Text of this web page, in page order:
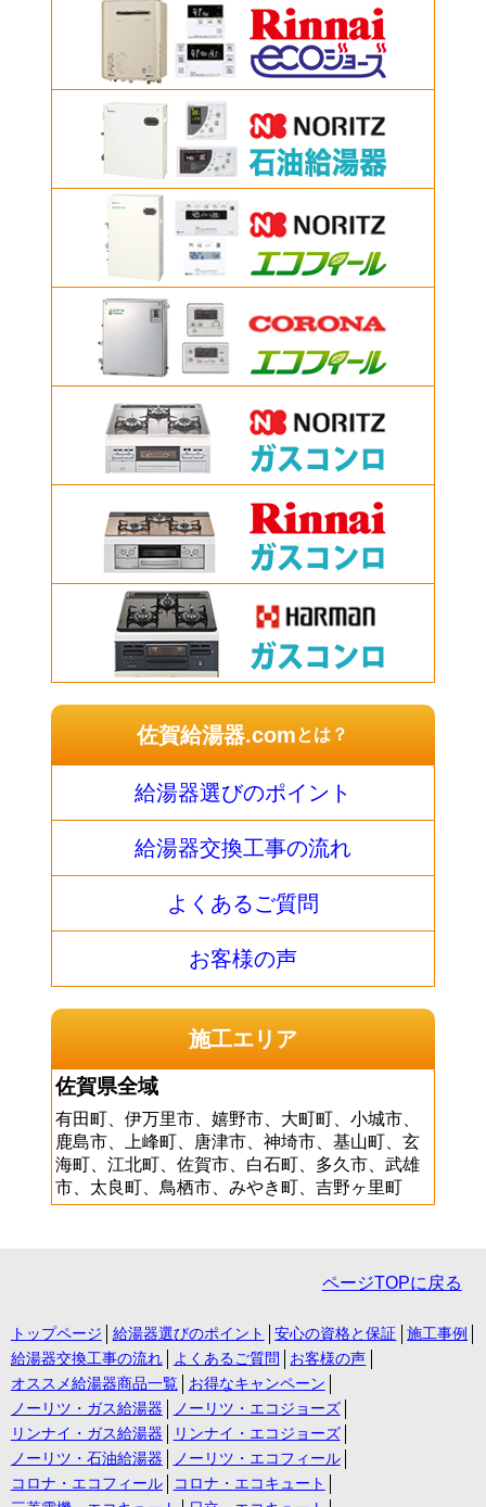
佐賀給湯器.comとは？
給湯器選びのポイント
給湯器交換工事の流れ
よくあるご質問
お客様の声
施工エリア
佐賀県全域
有田町、伊万里市、嬉野市、大町町、小城市、
鹿島市、上峰町、唐津市、神埼市、基山町、玄
海町、江北町、佐賀市、白石町、多久市、武雄
市、太良町、鳥栖市、みやき町、吉野ヶ里町
ページTOPに戻る
トップページ 給湯器選びのポイント 安心の資格と保証
施工事例
給湯器交換工事の流れ
よくあるご質問
お客様の声
オススメ給湯器商品一覧
お得なキャンペーン
ノーリツ・ガス給湯器
ノーリツ・エコジョーズ
リンナイ・ガス給湯器
リンナイ・エコジョーズ
ノーリツ・石油給湯器
ノーリツ・エコフィール
コロナ・エコフィール
コロナ・エコキュート